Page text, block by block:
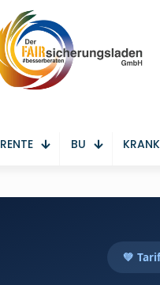
RENTE BU
💚